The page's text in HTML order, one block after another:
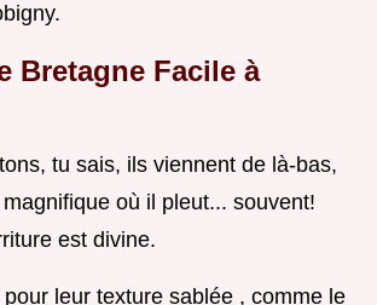
Bretagne Facile à
tu sais, ils viennent de là-bas,
où il pleut... souvent!
est divine.
leur texture sablée , comme le